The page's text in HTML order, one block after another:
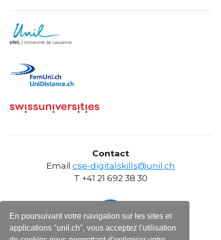
En poursuivant votre navigation sur les sites et
applications "unil.ch", vous acceptez l'utilisation
Contact
Email cse-digitalskills@unil.ch
T +41 21 692 38 30